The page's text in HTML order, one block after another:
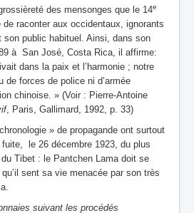
des mensonges que le 14e
de raconter aux occidentaux, ignorants
son public habituel. Ainsi, dans son
à San José, Costa Rica, il affirme:
dans la paix et l’harmonie ; notre
de forces de police ni d’armée
chinoise. » (Voir : Pierre-Antoine
, Paris, Gallimard, 1992, p. 33)
» de propagande ont surtout
le 26 décembre 1923, du plus
Tibet : le Pantchen Lama doit se
sent sa vie menacée par son très
suivant les procédés